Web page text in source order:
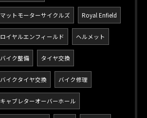
マットモーターサイクルズ Royal Enfield
ロイヤルエンフィールド ヘルメット
バイク整備 タイヤ交換
バイクタイヤ交換 バイク修理
キャブレターオーバーホール